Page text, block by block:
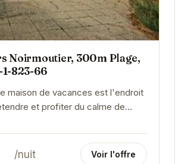
Noirmoutier, 300m Plage,
823-66
maison de vacances est l'endroit
et profiter du calme de
proximité avec la plage est un...
/nuit Voir l'offre